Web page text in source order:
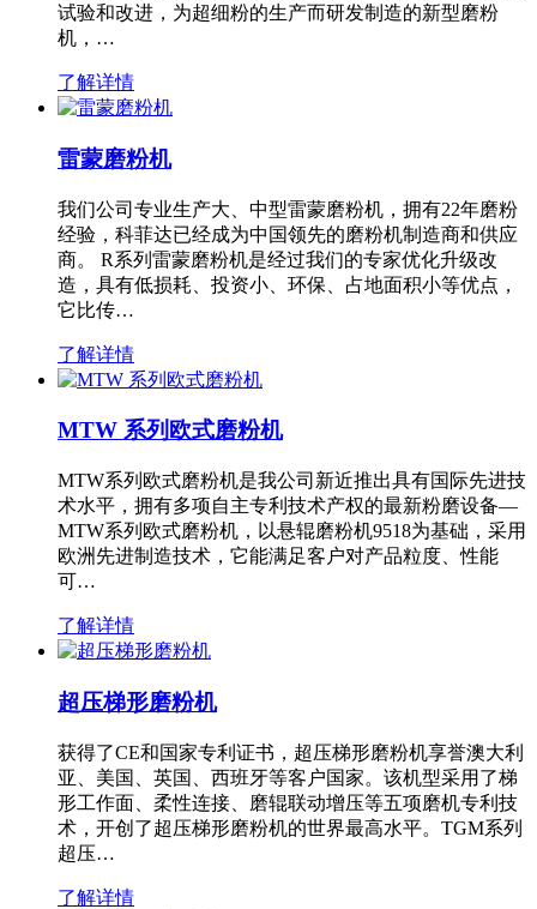
试验和改进，为超细粉的生产而研发制造的新型磨粉
机，…
了解详情
雷蒙磨粉机
我们公司专业生产大、中型雷蒙磨粉机，拥有22年磨粉
经验，科菲达已经成为中国领先的磨粉机制造商和供应
商。 R系列雷蒙磨粉机是经过我们的专家优化升级改
造，具有低损耗、投资小、环保、占地面积小等优点，
它比传…
了解详情
MTW 系列欧式磨粉机
MTW系列欧式磨粉机是我公司新近推出具有国际先进技
术水平，拥有多项自主专利技术产权的最新粉磨设备—
MTW系列欧式磨粉机，以悬辊磨粉机9518为基础，采用
欧洲先进制造技术，它能满足客户对产品粒度、性能
可…
了解详情
超压梯形磨粉机
获得了CE和国家专利证书，超压梯形磨粉机享誉澳大利
亚、美国、英国、西班牙等客户国家。该机型采用了梯
形工作面、柔性连接、磨辊联动增压等五项磨机专利技
术，开创了超压梯形磨粉机的世界最高水平。TGM系列
超压…
了解详情